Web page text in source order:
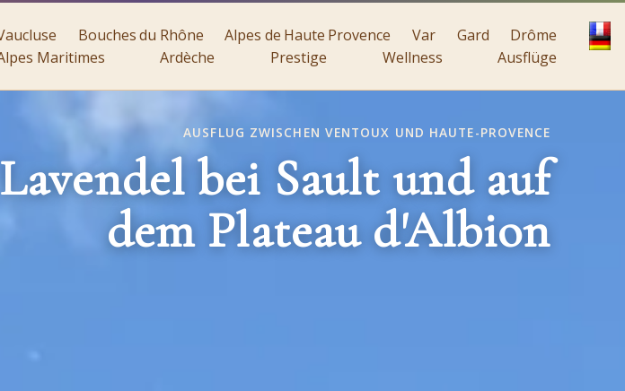
Vaucluse Bouches du Rhône Alpes de Haute Provence Var Gard
Drôme
Alpes Maritimes
Ardèche Prestige Wellness Ausflüge
AUSFLUG ZWISCHEN VENTOUX UND HAUTE-PROVENCE
Lavendel bei Sault und auf
dem Plateau d'Albion